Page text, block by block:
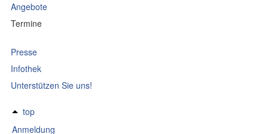
Angebote
Termine
Presse
Infothek
Unterstützen Sie uns!
top
Anmeldung